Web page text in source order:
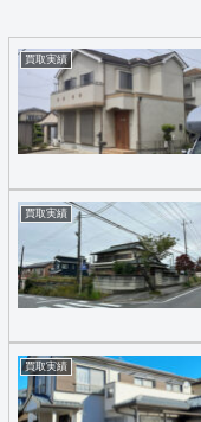
買取実績
買取実績
買取実績